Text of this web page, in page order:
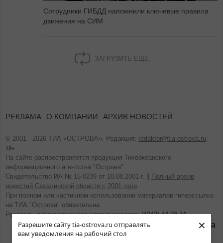
Разрешите сайту tia-ostrova.ru отправлять
вам уведомления на рабочий стол
×
Сотрудники ГИБДД напомнили ключевые правила
движения на СИМ
ЗАГРУЗИТЬ ЕЩЕ
РЕКЛАМА О КОМПАНИИ АРХИВ НОВОСТЕЙ
© 2001 - 2026 ТИА «ОСТРОВА». Редакция: redaktor@tia-ostrova.ru.
18+
На сайте распространяется продукция Тихоокеанского
информационного агентства "Острова".
Свидетельство ИА № 15-0239 от 10.08.2001 г. ||
Полный архив
новостей Сахалинской области с 2001 года
При полном или частичном использовании материалов гиперссылка
на ТИА "Острова" обязательна.
Реклама, информационное сотрудничество:(4242) 44-28-14.